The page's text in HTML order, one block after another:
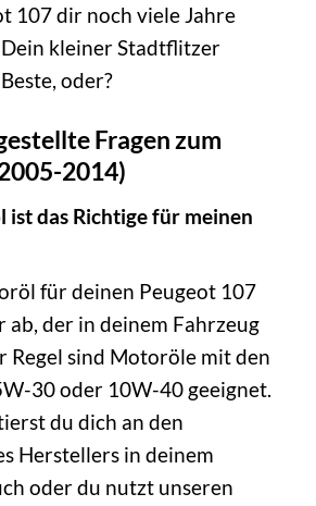
107 dir noch viele Jahre
kleiner Stadtflitzer
oder?
Fragen zum
2014)
das Richtige für meinen
für deinen Peugeot 107
der in deinem Fahrzeug
Regel sind Motoröle mit den
30 oder 10W-40 geeignet.
du dich an den
Herstellers in deinem
oder du nutzt unseren